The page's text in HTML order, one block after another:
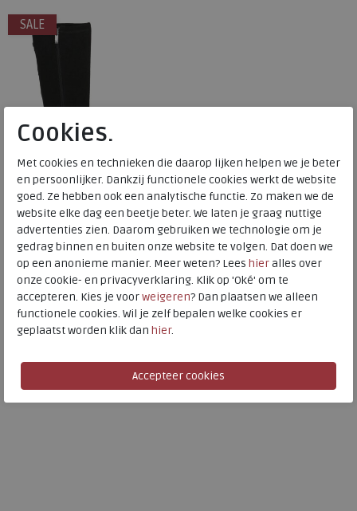
SALE
Caprice
9-25514-41-019 black
wijdte Wijdtemaat G
€ 119,95
€ 95,96
Cookies.
Met cookies en technieken die daarop lijken helpen we je beter
en persoonlijker. Dankzij functionele cookies werkt de website
goed. Ze hebben ook een analytische functie. Zo maken we de
website elke dag een beetje beter. We laten je graag nuttige
advertenties zien. Daarom gebruiken we technologie om je
gedrag binnen en buiten onze website te volgen. Dat doen we
op een anonieme manier. Meer weten? Lees hieralles over
onze cookie- en privacyverklaring. Klik op 'Oké' om te
accepteren. Kies je voorweigeren? Dan plaatsen we alleen
functionele cookies. Wil je zelf bepalen welke cookies er
geplaatst worden klik dan hier.